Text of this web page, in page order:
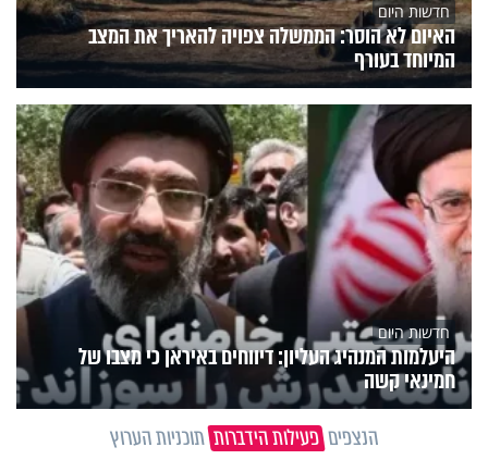
חדשות היום
האיום לא הוסר: הממשלה צפויה להאריך את המצב
המיוחד בעורף
חדשות היום
היעלמות המנהיג העליון: דיווחים באיראן כי מצבו של
חמינאי קשה
הנצפים פעילות הידברות תוכניות הערוץ